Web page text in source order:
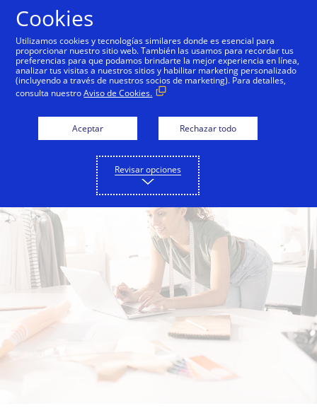
Volver a PyMEs Vende por internet Educación
Cookies
Utilizamos cookies y tecnologías similares donde es esencial para
proporcionar nuestro sitio web. También las usamos para recordar tus
preferencias para que podamos brindarte la mejor experiencia en línea,
analizar tus visitas a nuestros sitios y habilitar marketing personalizado
(incluyendo a través de nuestros socios de marketing). Para detalles,
consulta nuestroAviso de Cookies.
Aceptar Rechazar todo
Revisar opciones